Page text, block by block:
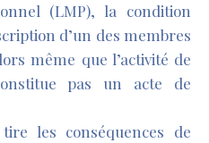
(LMP), la condition
d’un des membres
même que l’activité de
pas un acte de
les conséquences de